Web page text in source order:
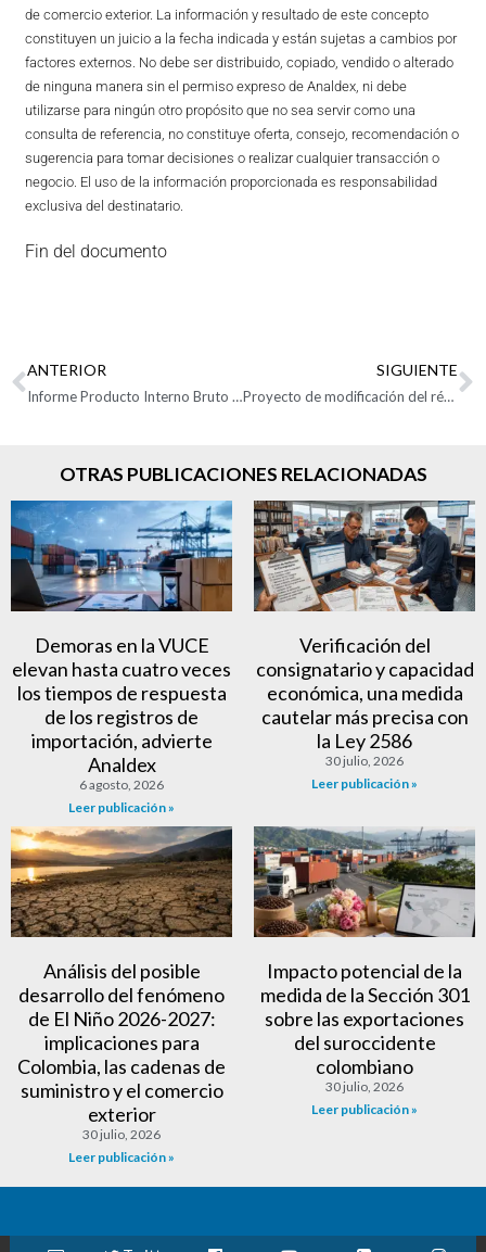
de comercio exterior. La información y resultado de este concepto
constituyen un juicio a la fecha indicada y están sujetas a cambios por
factores externos. No debe ser distribuido, copiado, vendido o alterado
de ninguna manera sin el permiso expreso de Analdex, ni debe
utilizarse para ningún otro propósito que no sea servir como una
consulta de referencia, no constituye oferta, consejo, recomendación o
sugerencia para tomar decisiones o realizar cualquier transacción o
negocio. El uso de la información proporcionada es responsabilidad
exclusiva del destinatario.
Fin del documento
ANTERIOR
Informe Producto Interno Bruto I Trimestre de 2025
SIGUIENTE
Proyecto de modificación del régimen franco
OTRAS PUBLICACIONES RELACIONADAS
Demoras en la VUCE
elevan hasta cuatro veces
los tiempos de respuesta
de los registros de
importación, advierte
Analdex
6 agosto, 2026
Leer publicación »
Verificación del
consignatario y capacidad
económica, una medida
cautelar más precisa con
la Ley 2586
30 julio, 2026
Leer publicación »
Análisis del posible
desarrollo del fenómeno
de El Niño 2026-2027:
implicaciones para
Colombia, las cadenas de
suministro y el comercio
exterior
30 julio, 2026
Leer publicación »
Impacto potencial de la
medida de la Sección 301
sobre las exportaciones
del suroccidente
colombiano
30 julio, 2026
Leer publicación »